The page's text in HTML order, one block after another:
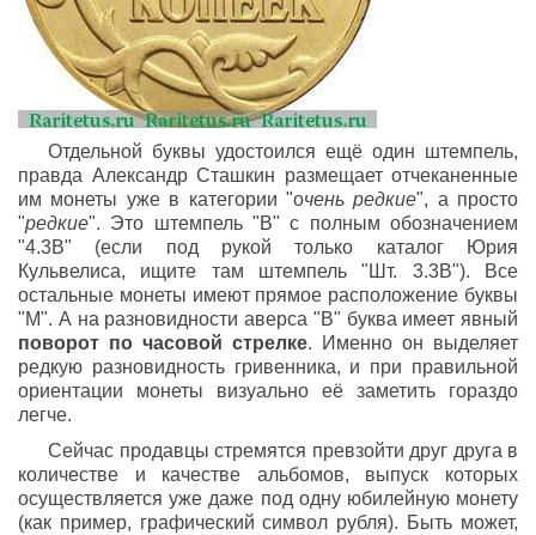
Отдельной буквы удостоился ещё один штемпель,
правда Александр Сташкин размещает отчеканенные
им монеты уже в категории "очень редкие", а просто
"редкие". Это штемпель "В" с полным обозначением
"4.3В" (если под рукой только каталог Юрия
Кульвелиса, ищите там штемпель "Шт. 3.3В"). Все
остальные монеты имеют прямое расположение буквы
"М". А на разновидности аверса "В" буква имеет явный
поворот по часовой стрелке. Именно он выделяет
редкую разновидность гривенника, и при правильной
ориентации монеты визуально её заметить гораздо
легче.
Сейчас продавцы стремятся превзойти друг друга в
количестве и качестве альбомов, выпуск которых
осуществляется уже даже под одну юбилейную монету
(как пример, графический символ рубля). Быть может,